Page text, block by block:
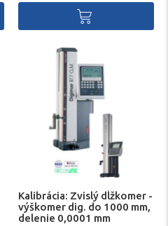
Kalibrácia: Zvislý dĺžkomer -
výškomer dig. do 1000 mm,
delenie 0,0001 mm